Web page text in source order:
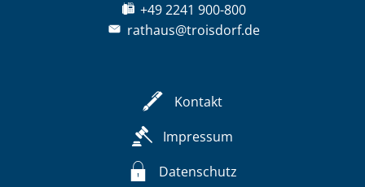
+49 2241 900-800
rathaus@troisdorf.de
Kontakt
Impressum
Datenschutz